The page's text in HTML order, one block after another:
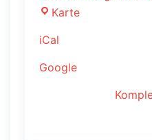
KarteOtfried
iCal
Google